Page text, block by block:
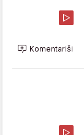
Komentariši